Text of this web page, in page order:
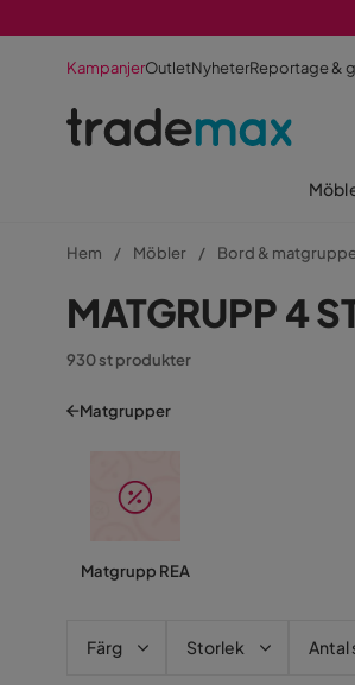
KampanjerOutletNyheterReportage &
Hem Möbler Bord &
MATGRUPP 4
930 st produkter
Matgrupper
Matgrupp REA
Färg Storlek Antal